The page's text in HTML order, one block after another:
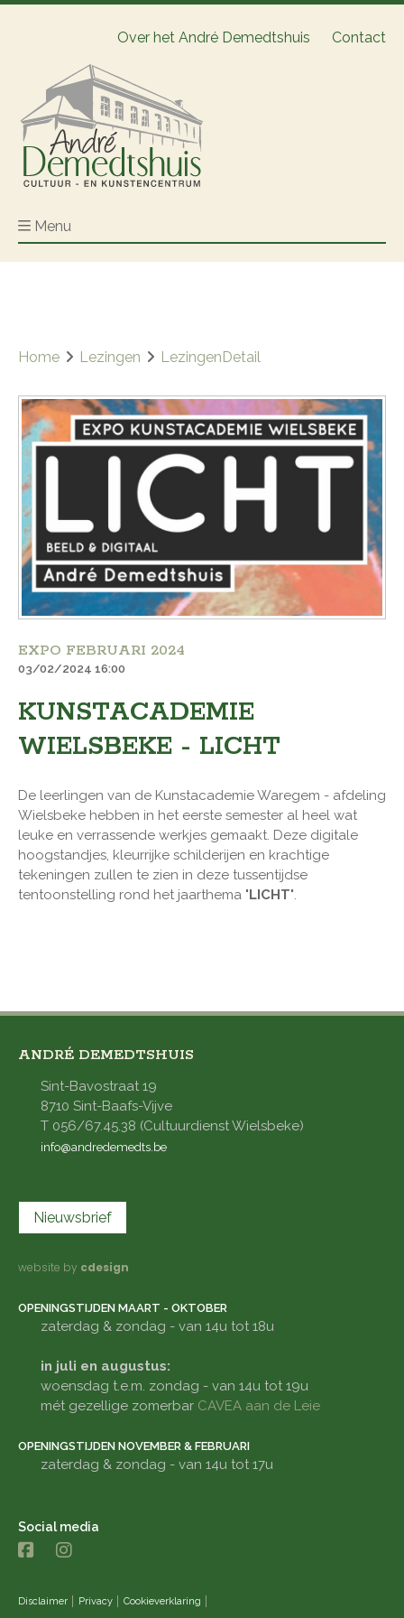
Over het André Demedtshuis Contact
Menu
Home Lezingen LezingenDetail
EXPO FEBRUARI 2024
03/02/2024 16:00
KUNSTACADEMIE
WIELSBEKE - LICHT
De leerlingen van de Kunstacademie Waregem - afdeling
Wielsbeke hebben in het eerste semester al heel wat
leuke en verrassende werkjes gemaakt. Deze digitale
hoogstandjes, kleurrijke schilderijen en krachtige
tekeningen zullen te zien in deze tussentijdse
tentoonstelling rond het jaarthema 'LICHT'.
ANDRÉ DEMEDTSHUIS
Sint-Bavostraat 19
8710 Sint-Baafs-Vijve
T 056/67.45.38 (Cultuurdienst Wielsbeke)
info@andredemedts.be
Nieuwsbrief
website by cdesign
OPENINGSTIJDEN MAART - OKTOBER
zaterdag & zondag - van 14u tot 18u
in juli en augustus:
woensdag t.e.m. zondag - van 14u tot 19u
mét gezellige zomerbar CAVEA aan de Leie
OPENINGSTIJDEN NOVEMBER & FEBRUARI
zaterdag & zondag - van 14u tot 17u
Social media
Disclaimer Privacy Cookieverklaring